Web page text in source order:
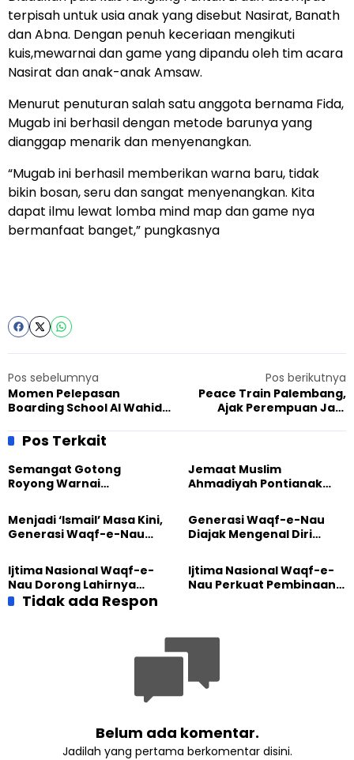
terpisah untuk usia anak yang disebut Nasirat, Banath
dan Abna. Dengan penuh keceriaan mengikuti
kuis,mewarnai dan game yang dipandu oleh tim acara
Nasirat dan anak-anak Amsaw.
Menurut penuturan salah satu anggota bernama Fida,
Mugab ini berhasil dengan metode barunya yang
dianggap menarik dan menyenangkan.
“Mugab ini berhasil memberikan warna baru, tidak
bikin bosan, seru dan sangat menyenangkan. Kita
dapat ilmu lewat lomba mind map dan game nya
bermanfaat banget,” pungkasnya
Pos sebelumnya
Momen Pelepasan
Boarding School Al Wahid
Pos berikutnya
Peace Train Palembang,
Ajak Perempuan Jadi
Pos Terkait
Semangat Gotong
Royong Warnai
Masjid di Jemaat
Ahmadiyah Sukapura
Jemaat Muslim
Ahmadiyah Pontianak
Perkuat Kolaborasi Sosial
Menjadi ‘Ismail’ Masa Kini,
Generasi Waqf-e-Nau
Pengabdian
Generasi Waqf-e-Nau
Diajak Mengenal Diri
Dunia
Ijtima Nasional Waqf-e-
Nau Dorong Lahirnya
Generasi Pengkhidmat
Ijtima Nasional Waqf-e-
Nau Perkuat Pembinaan
Tidak ada Respon
Belum ada komentar.
Jadilah yang pertama berkomentar disini.